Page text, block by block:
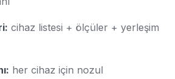
cihaz listesi + ölçüler + yerleşim
her cihaz için nozul